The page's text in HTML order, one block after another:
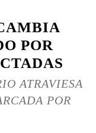
POR
ATRAVIESA
POR